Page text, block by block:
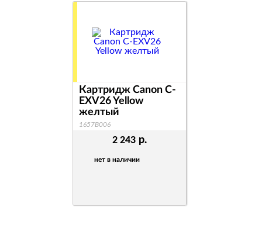
2 243 р.
нет в наличии
Картридж Canon C-
EXV26 Yellow
желтый
1657B006